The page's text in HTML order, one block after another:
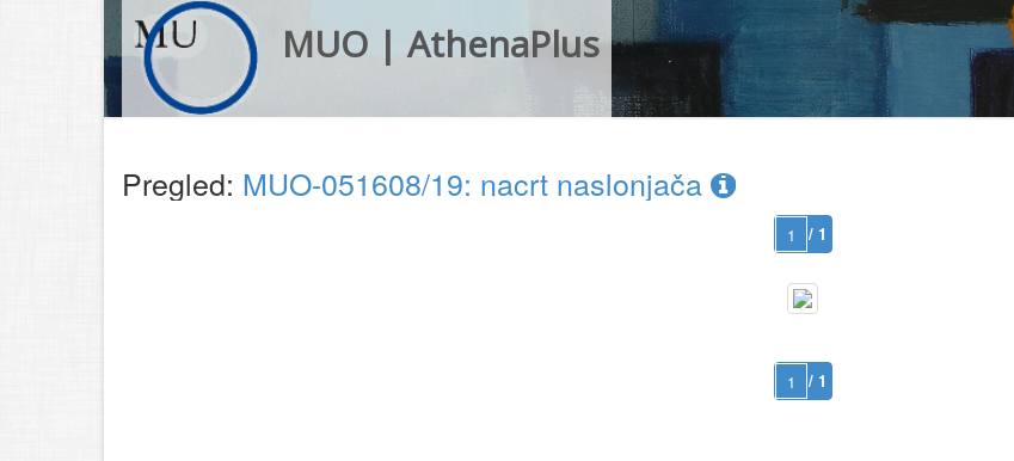
MUO | AthenaPlus
Pregled: MUO-051608/19: nacrt naslonjača
/ 1
/ 1